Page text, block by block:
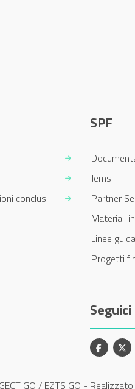
conclusi
SPF
Jems
Partner
Materiali
Linee
Progetti
X
GO / EZTS GO -